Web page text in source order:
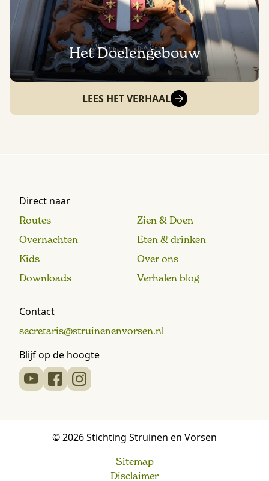
Het Doelengebouw
LEES HET VERHAAL
Direct naar
Routes
Zien & Doen
Overnachten
Eten & drinken
Kids
Over ons
Downloads
Verhalen blog
Contact
secretaris@struinenenvorsen.nl
Blijf op de hoogte
© 2026 Stichting Struinen en Vorsen
Sitemap
Disclaimer